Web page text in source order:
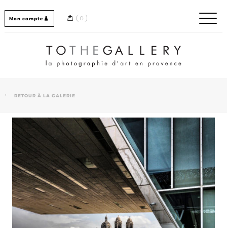
Mon compte 0
Home / Accueil
RETOUR À LA GALERIE